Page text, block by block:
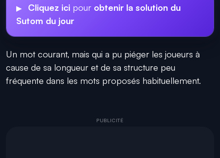
Cliquez ici pour obtenir la solution du
Sutom du jour
Un mot courant, mais qui a pu piéger les joueurs à
cause de sa longueur et de sa structure peu
fréquente dans les mots proposés habituellement.